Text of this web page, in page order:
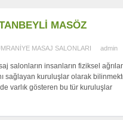
MASÖZ
MASAJ SALONLARI admin
salonların insanların fiziksel
sağlayan kuruluşlar olarak
varlık gösteren bu tür kuruluşlar